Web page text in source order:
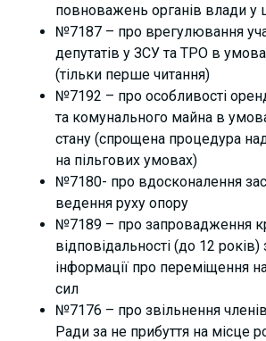
повноважень органів влади у
№7187 – про врегулювання
депутатів у ЗСУ та ТРО в
(тільки перше читання)
№7192 – про особливості
та комунального майна в
стану (спрощена процедура
на пільгових умовах)
№7180- про вдосконалення
ведення руху опору
№7189 – про запровадження
відповідальності (до 12 років)
інформації про переміщення
сил
№7176 – про звільнення
Ради за не прибуття на місце